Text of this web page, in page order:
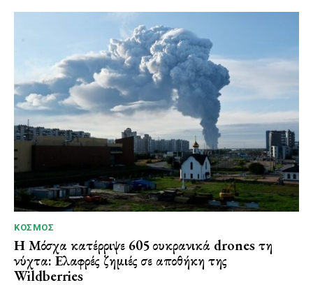
ΚΌΣΜΟΣ
Η Μόσχα κατέρριψε 605 ουκρανικά drones τη
νύχτα: Ελαφρές ζημιές σε αποθήκη της
Wildberries